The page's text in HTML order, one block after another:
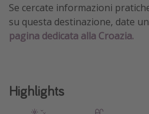
Se cercate informazioni
su questa destinazione, date
pagina dedicata alla Croazia.
Highlights